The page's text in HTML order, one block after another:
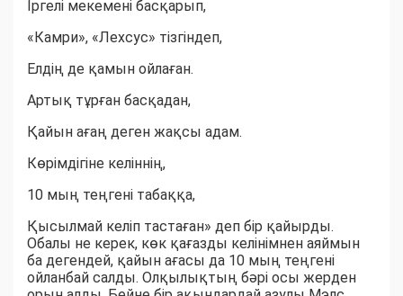
Іргелі мекемені басқарып,
«Камри», «Лехсус» тізгіндеп,
Елдің де қамын ойлаған.
Артық тұрған басқадан,
Қайын ағаң деген жақсы адам.
Көрімдігіне келіннің,
10 мың теңгені табаққа,
Қысылмай келіп тастаған» деп бір қайырды.
Обалы не керек, көк қағазды келінімнен аяймын
ба дегендей, қайын ағасы да 10 мың теңгені
ойланбай салды. Олқылықтың бәрі осы жерден